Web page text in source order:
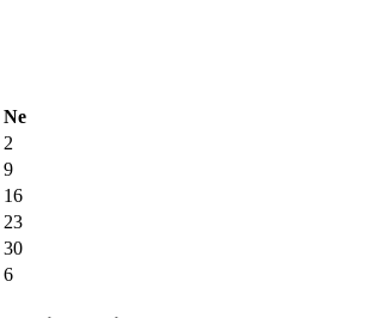
Ne
2
9
16
23
30
6